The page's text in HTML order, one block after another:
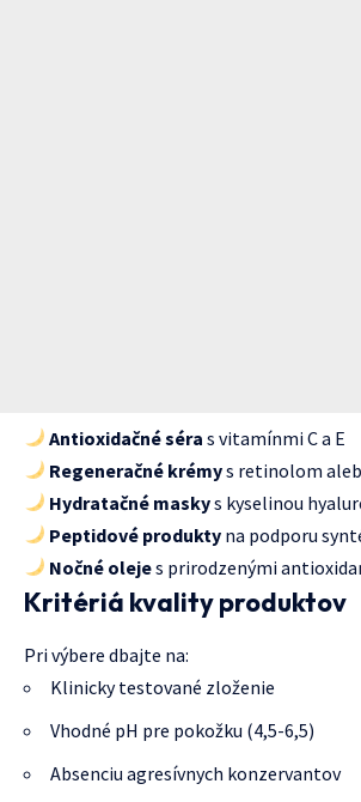
Antioxidačné séra s vitamínmi C a E
Regeneračné krémys retinolom
Hydratačné maskys kyselinou
Peptidové produkty na podporu
Nočné olejes prirodzenými
Kritériá kvality produktov
Pri výbere dbajte na:
Klinicky testované zloženie
Vhodné pH pre pokožku (4,5-6,5)
Absenciu agresívnych konzervantov